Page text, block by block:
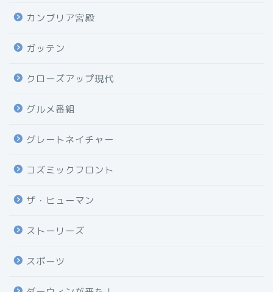
カンブリア宮殿
ガッテン
クローズアップ現代
グルメ番組
グレートネイチャー
コズミックフロント
ザ・ヒューマン
ストーリーズ
スポーツ